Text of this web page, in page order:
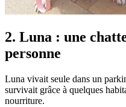
2. Luna : une
personne
Luna vivait seule dans un
survivait grâce à quelques
nourriture.